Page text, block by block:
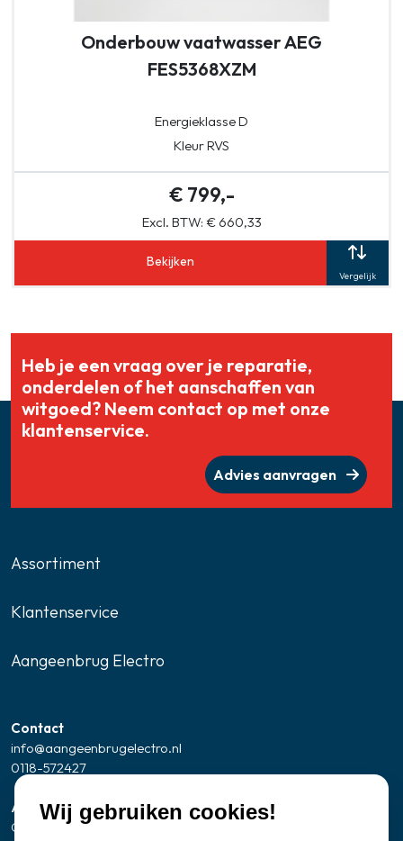
Onderbouw vaatwasser AEG
FES5368XZM
Energieklasse D
Kleur RVS
€ 799,-
Excl. BTW: € 660,33
Bekijken
Vergelijk
Heb je een vraag over je reparatie,
onderdelen of het aanschaffen van
witgoed? Neem contact op met onze
klantenservice.
Advies aanvragen
Assortiment
Klantenservice
Aangeenbrug Electro
Contact
info@aangeenbrugelectro.nl
0118-572427
Adresgegevens Showroom/kantoor
Oude Zandweg 24
Wij gebruiken cookies!